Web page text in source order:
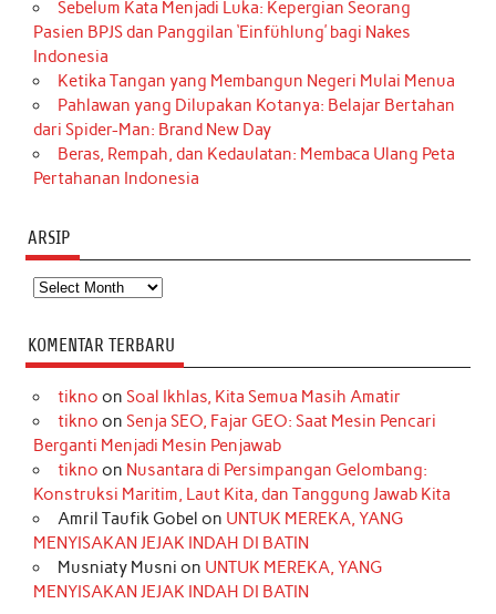
Sebelum Kata Menjadi Luka: Kepergian Seorang
Pasien BPJS dan Panggilan ‘Einfühlung’ bagi Nakes
Indonesia
Ketika Tangan yang Membangun Negeri Mulai Menua
Pahlawan yang Dilupakan Kotanya: Belajar Bertahan
dari Spider-Man: Brand New Day
Beras, Rempah, dan Kedaulatan: Membaca Ulang Peta
Pertahanan Indonesia
ARSIP
Arsip
KOMENTAR TERBARU
tikno on Soal Ikhlas, Kita Semua Masih Amatir
tikno on Senja SEO, Fajar GEO: Saat Mesin Pencari
Berganti Menjadi Mesin Penjawab
tikno on Nusantara di Persimpangan Gelombang:
Konstruksi Maritim, Laut Kita, dan Tanggung Jawab Kita
Amril Taufik Gobel on UNTUK MEREKA, YANG
MENYISAKAN JEJAK INDAH DI BATIN
Musniaty Musni on UNTUK MEREKA, YANG
MENYISAKAN JEJAK INDAH DI BATIN